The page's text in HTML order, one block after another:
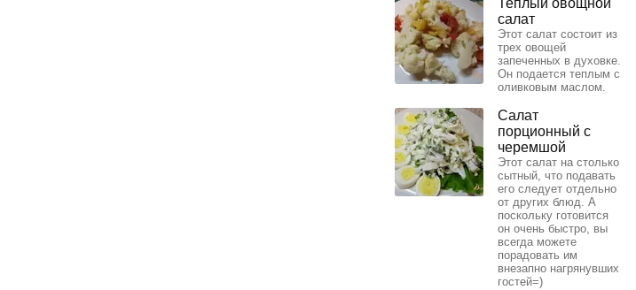
Теплый овощной
салат
Этот салат состоит из
трех овощей
запеченных в духовке.
Он подается теплым с
оливковым маслом.
Салат
порционный с
черемшой
Этот салат на столько
сытный, что подавать
его следует отдельно
от других блюд. А
поскольку готовится
он очень быстро, вы
всегда можете
порадовать им
внезапно нагрянувших
гостей=)